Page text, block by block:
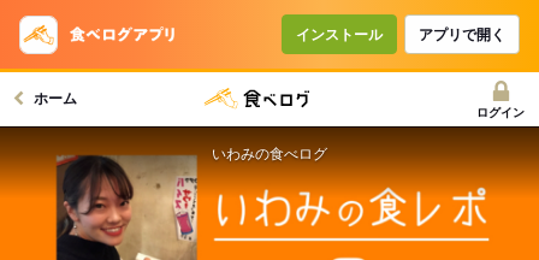
インストール アプリで開く
ホーム
ログイン
いわみの食べログ